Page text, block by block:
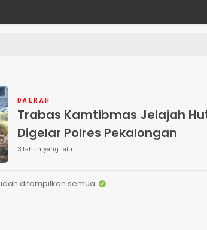
DAERAH
Trabas Kamtibmas Jelajah
Digelar Polres Pekalongan
3 tahun yang lalu
ditampilkan semua